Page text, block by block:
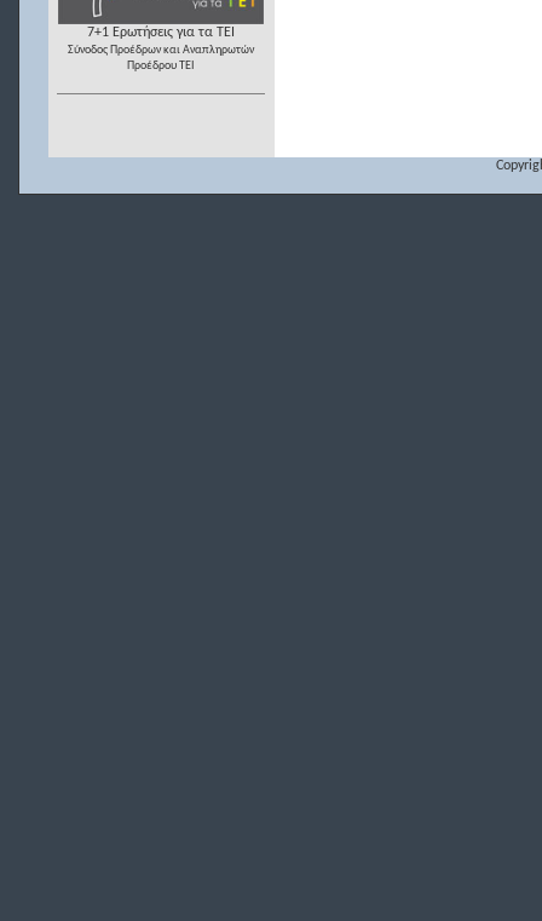
7+1 Ερωτήσεις για τα ΤΕΙ
Σύνοδος Προέδρων και Αναπληρωτών
Προέδρου ΤΕΙ